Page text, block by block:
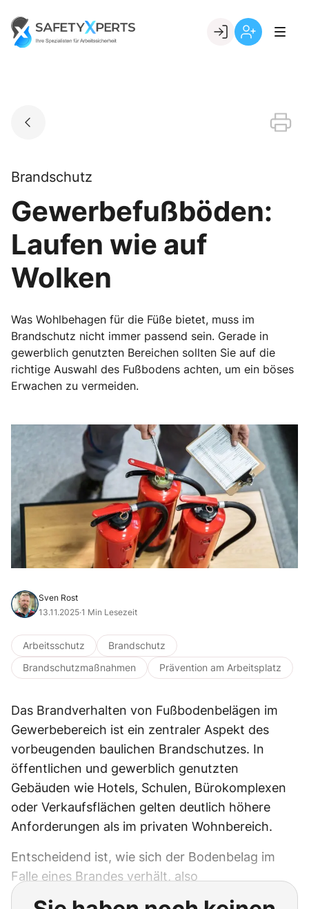
content
Go to landing page.
Brandschutz
Gewerbefußböden:
Laufen wie auf
Wolken
Was Wohlbehagen für die Füße bietet, muss im
Brandschutz nicht immer passend sein. Gerade in
gewerblich genutzten Bereichen sollten Sie auf die
richtige Auswahl des Fußbodens achten, um ein böses
Erwachen zu vermeiden.
Sven Rost
13.11.2025·1 Min Lesezeit
Arbeitsschutz
Brandschutz
Brandschutzmaßnahmen
Prävention am Arbeitsplatz
Das Brandverhalten von Fußbodenbelägen im
Gewerbebereich ist ein zentraler Aspekt des
vorbeugenden baulichen Brandschutzes. In
öffentlichen und gewerblich genutzten
Gebäuden wie Hotels, Schulen, Bürokomplexen
oder Verkaufsflächen gelten deutlich höhere
Anforderungen als im privaten Wohnbereich.
Entscheidend ist, wie sich der Bodenbelag im
Falle eines Brandes verhält, also